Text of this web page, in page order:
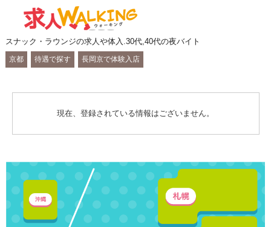
スナック・ラウンジの求人や体入.30代,40代の夜バイト
京都 待遇で探す 長岡京で体験入店
現在、登録されている情報はございません。